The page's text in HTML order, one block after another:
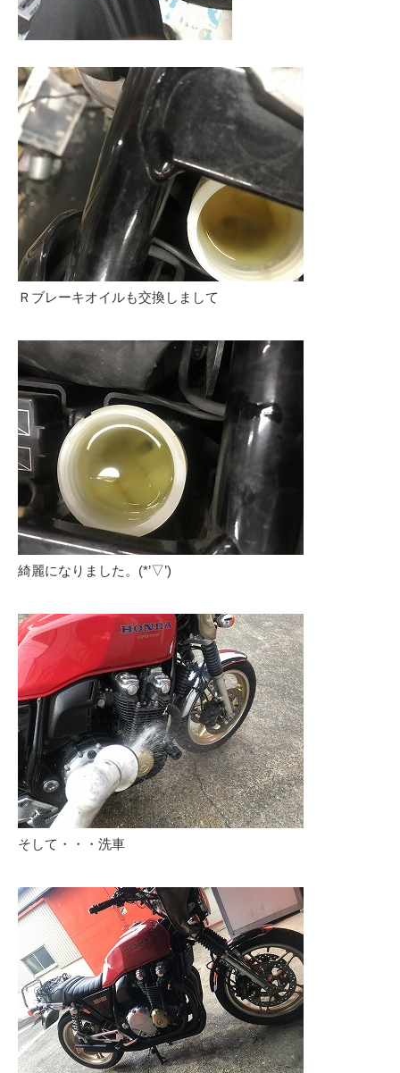
Ｒブレーキオイルも交換しまして
綺麗になりました。(*’▽’)
そして・・・洗車